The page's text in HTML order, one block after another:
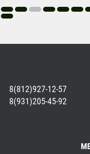
8(812)927-12-57
8(931)205-45-92